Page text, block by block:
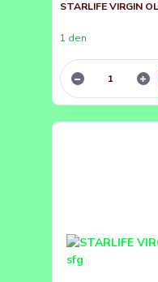
STARLIFE VIRGIN
1 den